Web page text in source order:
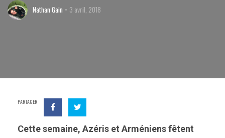
Nathan Gain 3 avril, 2018
PARTAGER
Cette semaine, Azéris et Arméniens fêtent